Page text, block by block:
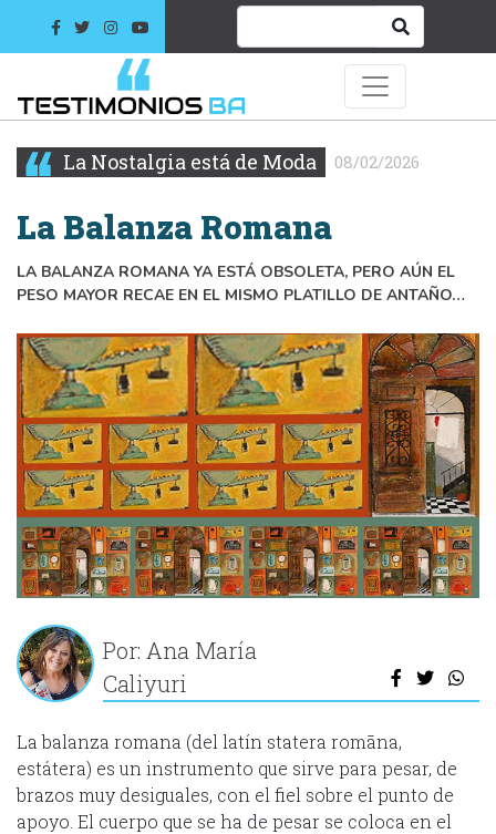
La Nostalgia está de Moda 08/02/2026
La Balanza Romana
LA BALANZA ROMANA YA ESTÁ OBSOLETA, PERO AÚN EL
PESO MAYOR RECAE EN EL MISMO PLATILLO DE ANTAÑO…
Por: Ana María
Caliyuri
La balanza romana (del latín statera romāna,
estátera) es un instrumento que sirve para pesar, de
brazos muy desiguales, con el fiel sobre el punto de
apoyo. El cuerpo que se ha de pesar se coloca en el